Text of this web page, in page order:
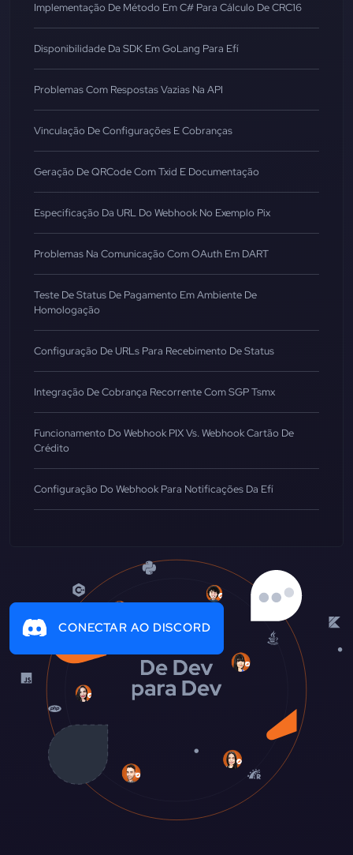
Implementação De Método Em C# Para Cálculo De CRC16
Disponibilidade Da SDK Em GoLang Para Efí
Problemas Com Respostas Vazias Na API
Vinculação De Configurações E Cobranças
Geração De QRCode Com Txid E Documentação
Especificação Da URL Do Webhook No Exemplo Pix
Problemas Na Comunicação Com OAuth Em DART
Teste De Status De Pagamento Em Ambiente De
Homologação
Configuração De URLs Para Recebimento De Status
Integração De Cobrança Recorrente Com SGP Tsmx
Funcionamento Do Webhook PIX Vs. Webhook Cartão De
Crédito
Configuração Do Webhook Para Notificações Da Efí
CONECTAR AO DISCORD